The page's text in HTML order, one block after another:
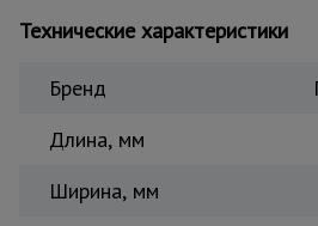
Технические характеристики
Бренд
Длина, мм
Ширина, мм